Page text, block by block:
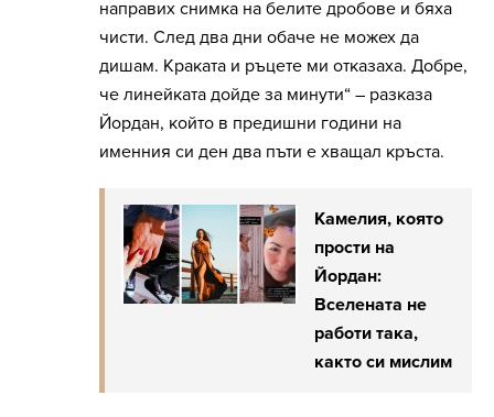
направих снимка на белите дробове и бяха
чисти. След два дни обаче не можех да
дишам. Краката и ръцете ми отказаха. Добре,
че линейката дойде за минути“ – разказа
Йордан, който в предишни години на
именния си ден два пъти е хващал кръста.
Камелия, която
прости на
Йордан:
Вселената не
работи така,
както си мислим